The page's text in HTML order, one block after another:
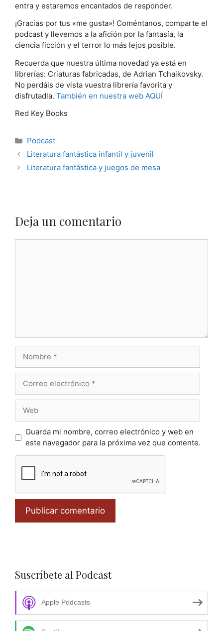
entra y estaremos encantados de responder.
¡Gracias por tus «me gusta»! Coméntanos, comparte el
podcast y llevemos a la afición por la fantasía, la
ciencia ficción y el terror lo más lejos posible.
Recuerda que nuestra última novedad ya está en
librerías: Criaturas fabricadas, de Adrian Tchaikovsky.
No perdáis de vista vuestra librería favorita y
disfrutadla. También en nuestra web AQUÍ
Red Key Books
Categorías
Podcast
Literatura fantástica infantil y juvenil
Literatura fantástica y juegos de mesa
Deja un comentario
electrónico
Guarda mi nombre, correo electrónico y web en
este navegador para la próxima vez que comente.
Suscríbete al Podcast
Apple Podcasts